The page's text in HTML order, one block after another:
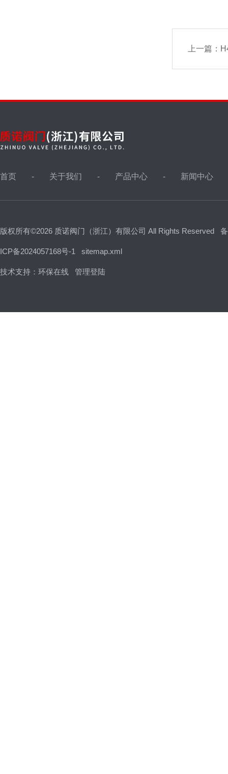
上一篇：
首页 关于我们 产品中心 新闻中心
版权所有©2026 质诺阀门（浙江）有限公司 All Rights Reserved
ICP备2024057168号-1 sitemap.xml
技术支持： 环保在线 管理登陆